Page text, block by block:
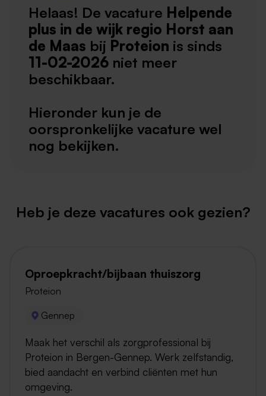
Helaas! De vacature Helpende
plus in de wijk regio Horst aan
de Maas bij Proteion is sinds
11-02-2026 niet meer
beschikbaar.
Hieronder kun je de
oorspronkelijke vacature wel
nog bekijken.
Heb je deze vacatures ook gezien?
Oproepkracht/bijbaan thuiszorg
Proteion
Gennep
Maak het verschil als zorgprofessional bij
Proteion in Bergen-Gennep. Werk zelfstandig,
bied aandacht en verbind cliënten met hun
omgeving.